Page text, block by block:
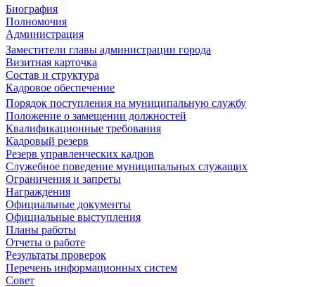
Биография
Полномочия
Администрация
Заместители главы администрации города
Визитная карточка
Состав и структура
Кадровое обеспечение
Порядок поступления на муниципальную службу
Положение о замещении должностей
Квалификационные требования
Кадровый резерв
Резерв управленческих кадров
Служебное поведение муниципальных служащих
Ограничения и запреты
Награждения
Официальные документы
Официальные выступления
Планы работы
Отчеты о работе
Результаты проверок
Перечень информационных систем
Совет